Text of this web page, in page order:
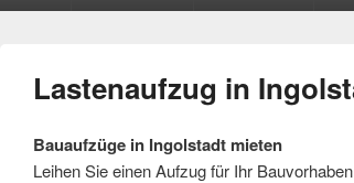
Lastenaufzug in
Bauaufzüge in Ingolstadt mieten
Leihen Sie einen Aufzug für Ihr